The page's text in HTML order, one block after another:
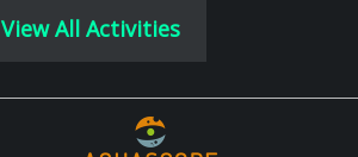
View All Activities